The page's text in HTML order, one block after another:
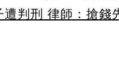
判刑 律師：搶錢